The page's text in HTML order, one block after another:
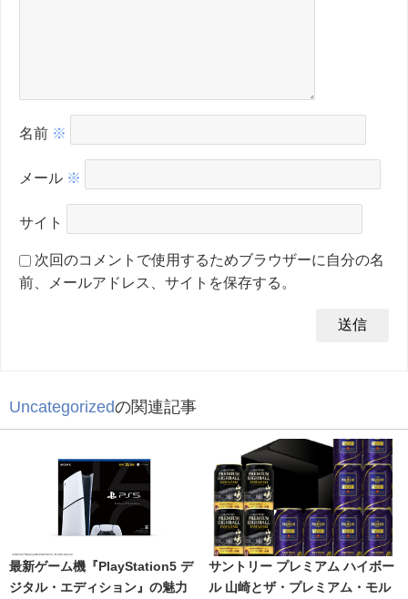
名前 ※
メール ※
サイト
次回のコメントで使用するためブラウザーに自分の名
前、メールアドレス、サイトを保存する。
Uncategorizedの関連記事
最新ゲーム機『PlayStation5 デ
ジタル・エディション』の魅力
サントリー プレミアム ハイボー
ル 山崎とザ・プレミアム・モル